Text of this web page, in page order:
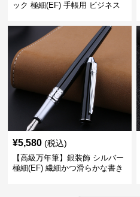
ック 極細(EF) 手帳用 ビジネス
る
¥5,580 (税込)
【高級万年筆】銀装飾 シルバー
極細(EF) 繊細かつ滑らかな書き